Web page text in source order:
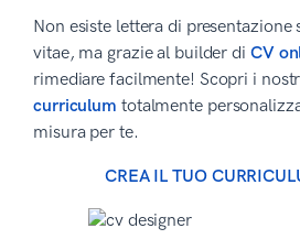
Non esiste lettera di
vitae, ma grazie al builder di CV
rimediare facilmente! Scopri i
curriculum totalmente
misura per te.
CREA IL TUO